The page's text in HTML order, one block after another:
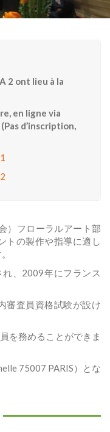
2 ont lieu à la
en ligne via
d’inscription,
）フローラルアート部
トの製作や指導に適し
、2009年にフランス
審査員資格試験が設け
を務めることができま
75007 PARIS）とな